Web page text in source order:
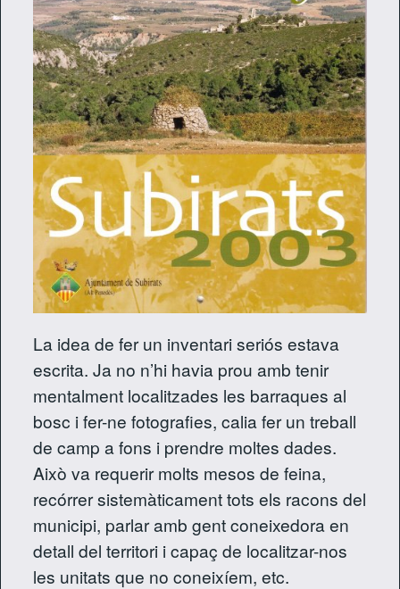
La idea de fer un inventari seriós estava
escrita. Ja no n’hi havia prou amb tenir
mentalment localitzades les barraques al
bosc i fer-ne fotografies, calia fer un treball
de camp a fons i prendre moltes dades.
Això va requerir molts mesos de feina,
recórrer sistemàticament tots els racons del
municipi, parlar amb gent coneixedora en
detall del territori i capaç de localitzar-nos
les unitats que no coneixíem, etc.